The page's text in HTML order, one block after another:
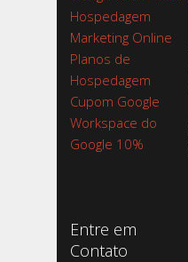
Hospedagem
Marketing Online
Planos de
Hospedagem
Cupom Google
Workspace do
Google 10%
Entre em
Contato